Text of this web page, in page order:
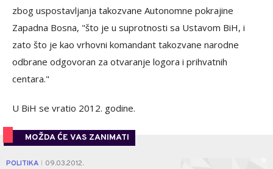
zbog uspostavljanja takozvane Autonomne pokrajine
Zapadna Bosna, "što je u suprotnosti sa Ustavom BiH, i
zato što je kao vrhovni komandant takozvane narodne
odbrane odgovoran za otvaranje logora i prihvatnih
centara."
U BiH se vratio 2012. godine.
MOŽDA ĆE VAS ZANIMATI
POLITIKA 09.03.2012.